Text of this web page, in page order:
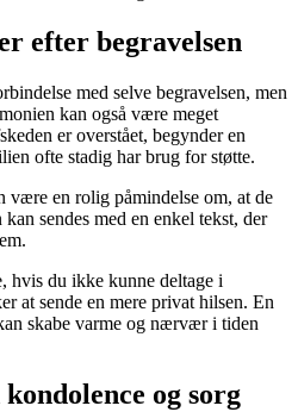
efter begravelsen
med selve begravelsen, men
kan også være meget
er overstået, begynder en
ofte stadig har brug for støtte.
være en rolig påmindelse om, at de
sendes med en enkel tekst, der
hvis du ikke kunne deltage i
at sende en mere privat hilsen. En
skabe varme og nærvær i tiden
og sorg